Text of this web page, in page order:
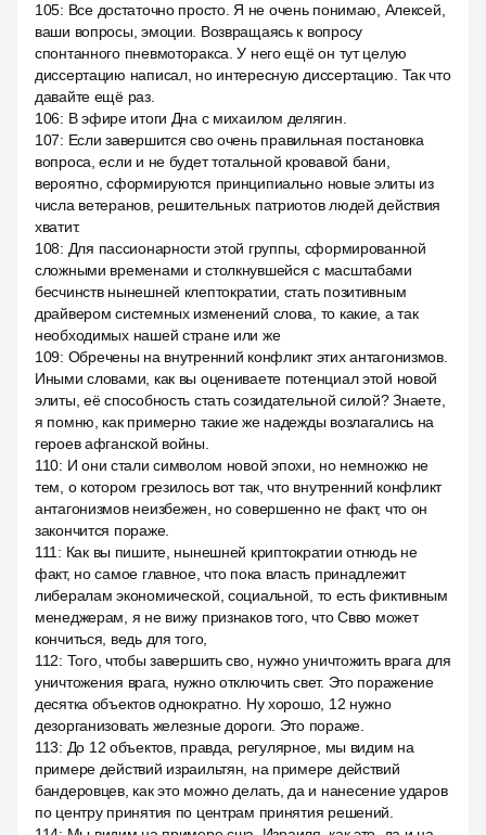
105: Все достаточно просто. Я не очень понимаю, Алексей,
ваши вопросы, эмоции. Возвращаясь к вопросу
спонтанного пневмоторакса. У него ещё он тут целую
диссертацию написал, но интересную диссертацию. Так что
давайте ещё раз.
106: В эфире итоги Дна с михаилом делягин.
107: Если завершится сво очень правильная постановка
вопроса, если и не будет тотальной кровавой бани,
вероятно, сформируются принципиально новые элиты из
числа ветеранов, решительных патриотов людей действия
хватит.
108: Для пассионарности этой группы, сформированной
сложными временами и столкнувшейся с масштабами
бесчинств нынешней клептократии, стать позитивным
драйвером системных изменений слова, то какие, а так
необходимых нашей стране или же
109: Обречены на внутренний конфликт этих антагонизмов.
Иными словами, как вы оцениваете потенциал этой новой
элиты, её способность стать созидательной силой? Знаете,
я помню, как примерно такие же надежды возлагались на
героев афганской войны.
110: И они стали символом новой эпохи, но немножко не
тем, о котором грезилось вот так, что внутренний конфликт
антагонизмов неизбежен, но совершенно не факт, что он
закончится пораже.
111 : Как вы пишите, нынешней криптократии отнюдь не
факт, но самое главное, что пока власть принадлежит
либералам экономической, социальной, то есть фиктивным
менеджерам, я не вижу признаков того, что Свво может
кончиться, ведь для того,
112: Того, чтобы завершить сво, нужно уничтожить врага для
уничтожения врага, нужно отключить свет. Это поражение
десятка объектов однократно. Ну хорошо, 12 нужно
дезорганизовать железные дороги. Это пораже.
113: До 12 объектов, правда, регулярное, мы видим на
примере действий израильтян, на примере действий
бандеровцев, как это можно делать, да и нанесение ударов
по центру принятия по центрам принятия решений.